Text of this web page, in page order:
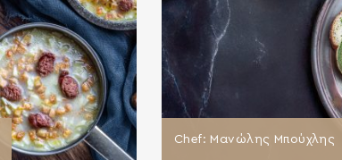
Chef: Μανώλης Μπούχλης